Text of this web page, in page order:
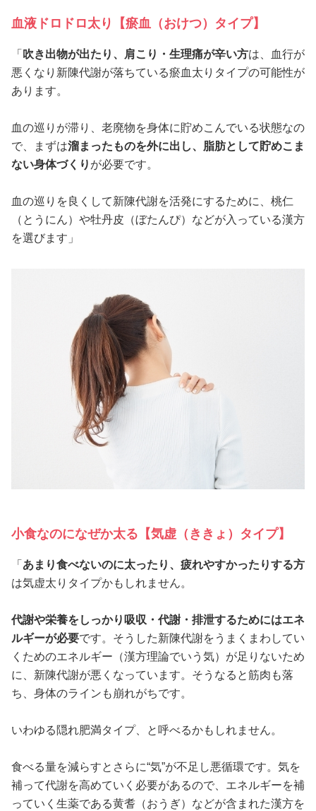
血液ドロドロ太り【瘀血（おけつ）タイプ】
「 吹き出物が出たり、肩こり・生理痛が辛い方は、血行が
悪くなり新陳代謝が落ちている瘀血太りタイプの可能性が
あります。
血の巡りが滞り、老廃物を身体に貯めこんでいる状態なの
で、まずは溜まったものを外に出し、脂肪として貯めこま
ない身体づくり が必要です。
血の巡りを良くして新陳代謝を活発にするために、桃仁
（とうにん）や牡丹皮（ぼたんぴ）などが入っている漢方
を選びます」
小食なのになぜか太る【気虚（ききょ）タイプ】
「 あまり食べないのに太ったり、疲れやすかったりする方
は気虚太りタイプかもしれません。
代謝や栄養をしっかり吸収・代謝・排泄するためにはエネ
ルギーが必要です。そうした新陳代謝をうまくまわしてい
くためのエネルギー（漢方理論でいう気）が足りないため
に、新陳代謝が悪くなっています。そうなると筋肉も落
ち、身体のラインも崩れがちです。
いわゆる隠れ肥満タイプ、と呼べるかもしれません。
食べる量を減らすとさらに“気”が不足し悪循環です。気を
補って代謝を高めていく必要があるので、エネルギーを補
っていく生薬である黄耆（おうぎ）などが含まれた漢方を